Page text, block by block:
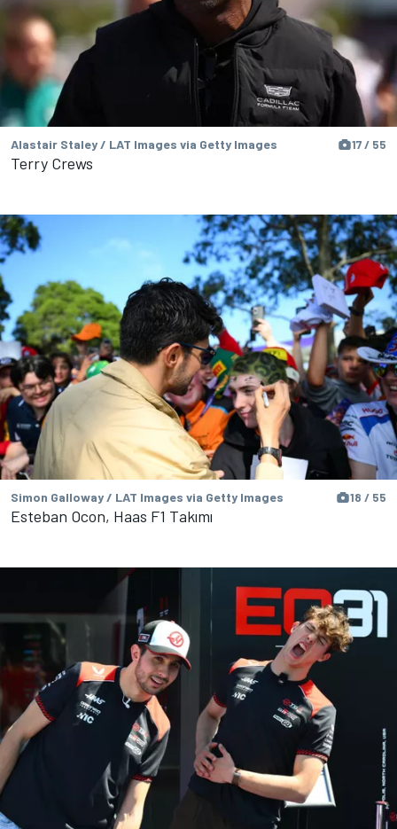
Alastair Staley / LAT Images via Getty Images 17 / 55
Terry Crews
Simon Galloway / LAT Images via Getty Images 18 / 55
Esteban Ocon, Haas F1 Takımı